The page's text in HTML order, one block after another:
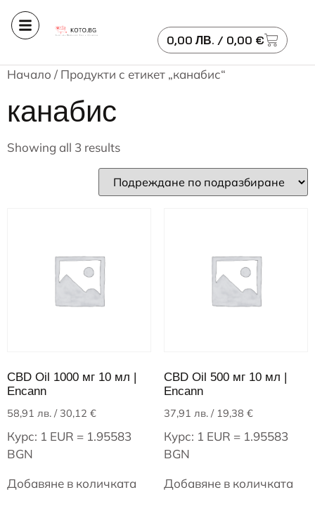
0,00 ЛВ. / 0,00 €
Начало / Продукти с етикет „канабис“
канабис
Showing all 3 results
CBD Oil 1000 мг 10 мл |
Encann
58,91 лв. / 30,12 €
Курс: 1 EUR = 1.95583
BGN
Добавяне в количката
CBD Oil 500 мг 10 мл |
Encann
37,91 лв./ 19,38 €
Курс: 1 EUR = 1.95583
BGN
Добавяне в количката